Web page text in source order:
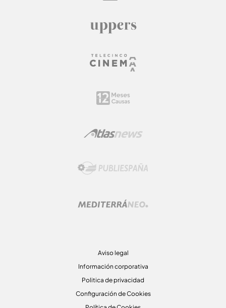
Aviso legal
Información corporativa
Politica de privacidad
Configuración de Cookies